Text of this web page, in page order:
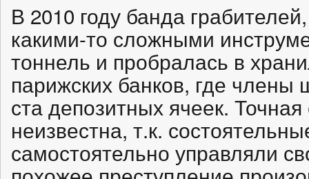
В 2010 году банда
какими-то сложными
тоннель и пробралась в
парижских банков, где члены
ста депозитных ячеек.
неизвестна, т.к.
самостоятельно управляли